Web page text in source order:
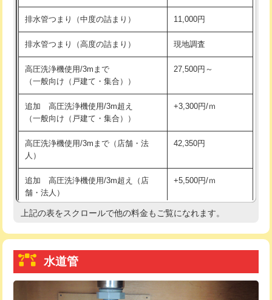
持込商品取付（浄水器・分岐水栓） 16,500円
給水管工事※（ホール加工) 16,500円
給水管工事※（バンド止め) 3,300円
給水管工事※（支持金具設置)
給水管工事※（保温材使用（バンド止
め込み）)
5,500円
給水管工事※（土の掘削・埋め戻し作
業)
11,000円
給水管工事※（塩ビ管（VP・HI）使
用/3ｍまで)
33,000円
給水管工事※（塩ビ管（VP・HI）使
+8,800円
給水管工事※（ライニング鋼管・銅
管・ポリ管・HT管使用/3ｍまで)
給水管工事※（ライニング鋼管・銅
排水管つまり（中度の詰まり） 11,000円
排水管つまり（高度の詰まり） 現地調査
高圧洗浄機使用/3mまで
（一般向け（戸建て・集合））
27,500円～
追加 高圧洗浄機使用/3m超え
（一般向け（戸建て・集合））
+3,300円/ｍ
高圧洗浄機使用/3mまで（店舗・法
人）
42,350円
追加 高圧洗浄機使用/3m超え（店
舗・法人）
+5,500円/ｍ
高度高圧洗浄換 現地調査
トーラー機使用/3mまで
追加トーラー機使用/3m超え
上記の表をスクロールで他の料金もご覧になれます。
水道管